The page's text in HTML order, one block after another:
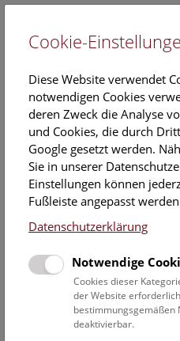
Informationen zu Gruppen,-
Schulprogrammen finden Sie
Datumsfilter
Cookie-
Diese Website verwendet
notwendigen Cookies
deren Zweck die Analyse
und Cookies, die durch
Google gesetzt werden.
Sie in unserer
Einstellungen können
Fußleiste angepasst
Datenschutzerklärung
Notwendige
Cookies dieser
der Website
bestimmungsgemäßen
deaktivierbar.